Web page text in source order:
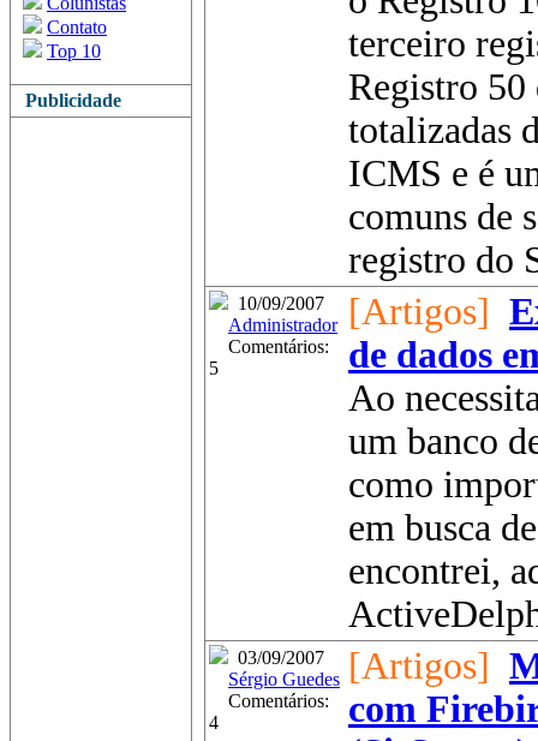
Contato
Top 10
Publicidade
terceiro
Registro 50
totalizadas
ICMS e é
comuns de
registro do
10/09/2007
Administrador
Comentários:
5
[Artigos]
de dados
Ao
um banco
como
em busca
encontrei,
03/09/2007
Sérgio Guedes
Comentários:
4
[Artigos]
com